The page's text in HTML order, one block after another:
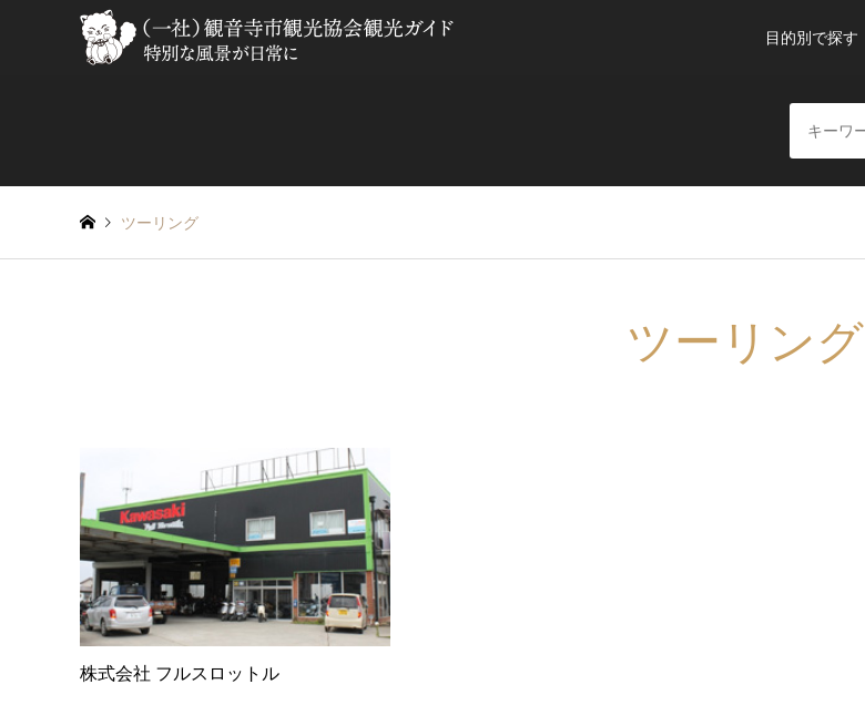
目的別で探す
ツーリング
ツーリング
株式会社 フルスロットル